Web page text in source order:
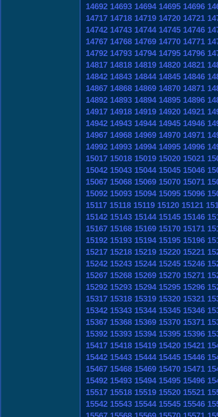
14692 14693 14694 14695 14696
14717 14718 14719 14720 14721
14742 14743 14744 14745 14746
14767 14768 14769 14770 14771
14792 14793 14794 14795 14796
14817 14818 14819 14820 14821
14842 14843 14844 14845 14846
14867 14868 14869 14870 14871
14892 14893 14894 14895 14896
14917 14918 14919 14920 14921
14942 14943 14944 14945 14946
14967 14968 14969 14970 14971
14992 14993 14994 14995 14996
15017 15018 15019 15020 15021
15042 15043 15044 15045 15046
15067 15068 15069 15070 15071
15092 15093 15094 15095 15096
15117 15118 15119 15120 15121
15142 15143 15144 15145 15146
15167 15168 15169 15170 15171
15192 15193 15194 15195 15196
15217 15218 15219 15220 15221
15242 15243 15244 15245 15246
15267 15268 15269 15270 15271
15292 15293 15294 15295 15296
15317 15318 15319 15320 15321
15342 15343 15344 15345 15346
15367 15368 15369 15370 15371
15392 15393 15394 15395 15396
15417 15418 15419 15420 15421
15442 15443 15444 15445 15446
15467 15468 15469 15470 15471
15492 15493 15494 15495 15496
15517 15518 15519 15520 15521
15542 15543 15544 15545 15546